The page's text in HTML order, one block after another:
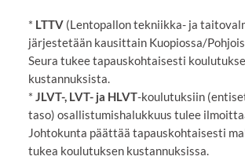
* LTTV (Lentopallon tekniikka- ja
järjestetään kausittain Kuopiossa/
Seura tukee tapauskohtaisesti
kustannuksista.
* JLVT-, LVT- ja HLVT-koulutuksiin
taso) osallistumishalukkuus tulee
Johtokunta päättää tapauskohtaisesti
tukea koulutuksen kustannuksissa.